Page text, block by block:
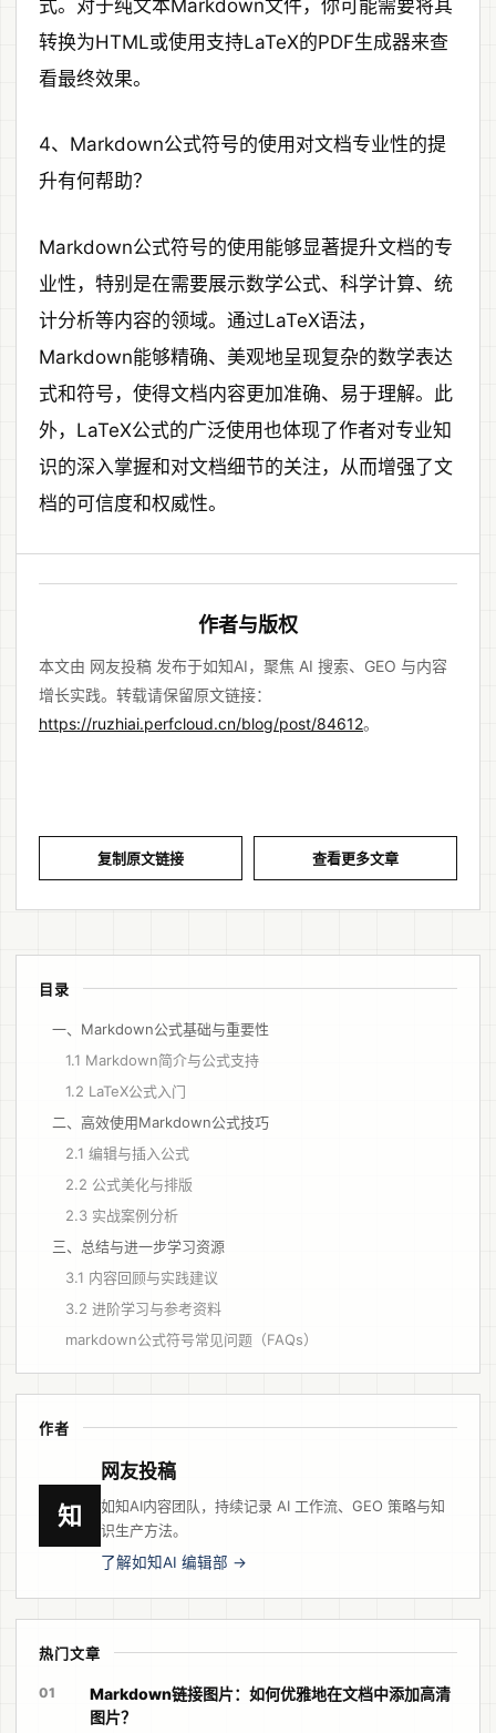
式。对于纯文本Markdown文件，你可能需要将其
转换为HTML或使用支持LaTeX的PDF生成器来查
看最终效果。
4、Markdown公式符号的使用对文档专业性的提
升有何帮助？
Markdown公式符号的使用能够显著提升文档的专
业性，特别是在需要展示数学公式、科学计算、统
计分析等内容的领域。通过LaTeX语法，
Markdown能够精确、美观地呈现复杂的数学表达
式和符号，使得文档内容更加准确、易于理解。此
外，LaTeX公式的广泛使用也体现了作者对专业知
识的深入掌握和对文档细节的关注，从而增强了文
档的可信度和权威性。
作者与版权
本文由 网友投稿 发布于如知AI，聚焦 AI 搜索、GEO 与内容
增长实践。转载请保留原文链接：
https://ruzhiai.perfcloud.cn/blog/post/84612。
复制原文链接 查看更多文章
目录
一、Markdown公式基础与重要性
1.1 Markdown简介与公式支持
1.2 LaTeX公式入门
二、高效使用Markdown公式技巧
2.1 编辑与插入公式
2.2 公式美化与排版
2.3 实战案例分析
三、总结与进一步学习资源
3.1 内容回顾与实践建议
3.2 进阶学习与参考资料
markdown公式符号常见问题（FAQs）
作者
知
网友投稿
如知AI内容团队，持续记录 AI 工作流、GEO 策略与知
识生产方法。
了解如知AI 编辑部 →
热门文章
01
Markdown链接图片：如何优雅地在文档中添加高清
图片？